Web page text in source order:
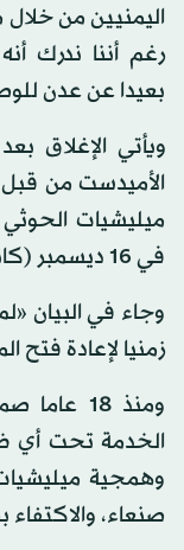
اليمنيين من خلال
رغم أننا ندرك
بعيدا عن عدن
ويأتي الإغلاق
الأميدست من قبل
ميليشيات
في 16 ديسمبر (كانون الأول) 2018.
وجاء في البيان
زمنيا لإعادة
ومنذ 18
الخدمة تحت أي
وهمجية
صنعاء،